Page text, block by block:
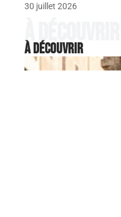
30 juillet 2026
À découvrir
À découvrir